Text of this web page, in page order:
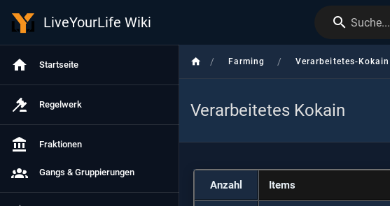
LiveYourLife Wiki Suche...
Startseite
Regelwerk
Fraktionen
Gangs & Gruppierungen
/ Farming / Verarbeitetes-Kokain
Verarbeitetes Kokain
Anzahl Items